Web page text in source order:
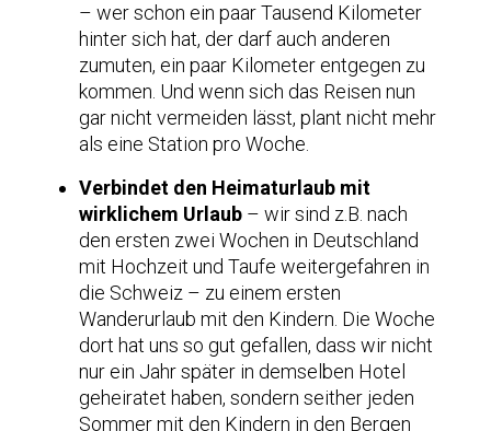
– wer schon ein paar Tausend Kilometer
hinter sich hat, der darf auch anderen
zumuten, ein paar Kilometer entgegen zu
kommen. Und wenn sich das Reisen nun
gar nicht vermeiden lässt, plant nicht mehr
als eine Station pro Woche.
Verbindet den Heimaturlaub mit
wirklichem Urlaub – wir sind z.B. nach
den ersten zwei Wochen in Deutschland
mit Hochzeit und Taufe weitergefahren in
die Schweiz – zu einem ersten
Wanderurlaub mit den Kindern. Die Woche
dort hat uns so gut gefallen, dass wir nicht
nur ein Jahr später in demselben Hotel
geheiratet haben, sondern seither jeden
Sommer mit den Kindern in den Bergen